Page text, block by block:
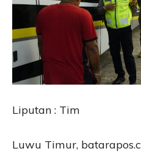
Liputan : Tim
Luwu Timur,